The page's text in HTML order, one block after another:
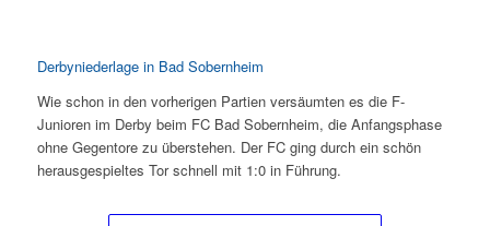
Derbyniederlage in Bad Sobernheim
Wie schon in den vorherigen Partien versäumten es die F-
Junioren im Derby beim FC Bad Sobernheim, die Anfangsphase
ohne Gegentore zu überstehen. Der FC ging durch ein schön
herausgespieltes Tor schnell mit 1:0 in Führung.